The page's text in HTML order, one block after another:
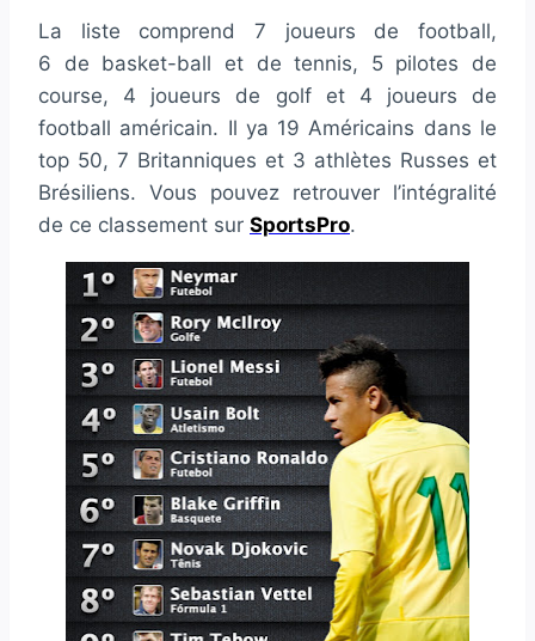
La liste comprend 7 joueurs de football,
6 de basket-ball et de tennis, 5 pilotes de
course, 4 joueurs de golf et 4 joueurs de
football américain. Il ya 19 Américains dans le
top 50, 7 Britanniques et 3 athlètes Russes et
Brésiliens. Vous pouvez retrouver l’intégralité
de ce classement sur SportsPro.